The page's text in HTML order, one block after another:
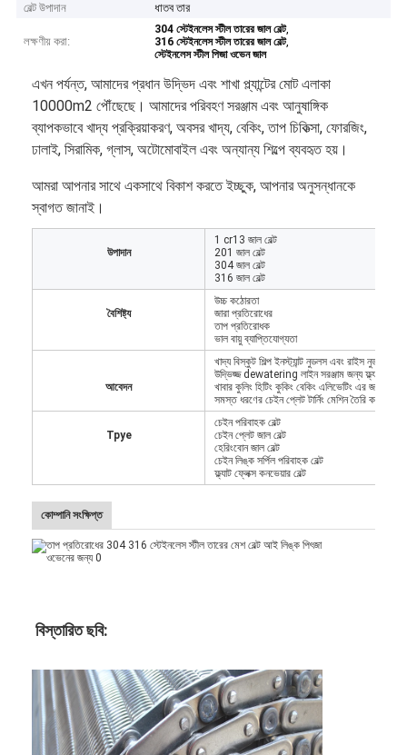
বেল্ট উপাদান
ধাতব তার
লক্ষণীয় করা:
304 স্টেইনলেস স্টীল তারের জাল বেল্ট,
316 স্টেইনলেস স্টীল তারের জাল বেল্ট,
স্টেইনলেস স্টীল পিজা ওভেন জাল
এখন পর্যন্ত, আমাদের প্রধান উদ্ভিদ এবং শাখা প্ল্যান্টের মোট এলাকা
10000m2 পৌঁছেছে। আমাদের পরিবহণ সরঞ্জাম এবং আনুষাঙ্গিক
ব্যাপকভাবে খাদ্য প্রক্রিয়াকরণ, অবসর খাদ্য, বেকিং, তাপ চিকিত্সা, ফোরজিং,
ঢালাই, সিরামিক, গ্লাস, অটোমোবাইল এবং অন্যান্য শিল্পে ব্যবহৃত হয়।
আমরা আপনার সাথে একসাথে বিকাশ করতে ইচ্ছুক, আপনার অনুসন্ধানকে
স্বাগত জানাই।
উপাদান
1 cr13 জাল বেল্ট
201 জাল বেল্ট
304 জাল বেল্ট
316 জাল বেল্ট
বৈশিষ্ট্য
উচ্চ কঠোরতা
জারা প্রতিরোধের
তাপ প্রতিরোধক
ভাল বায়ু ব্যাপ্তিযোগ্যতা
আবেদন
খাদ্য বিস্কুট শিল্প ইনস্ট্যান্ট নুডলস এবং রাইস নুডল শিল্প
উদ্ভিজ্জ dewatering লাইন সরঞ্জাম জন্য ফ্ল্যাট শীর্ষ
খাবার কুলিং হিটিং কুকিং বেকিং এলিভেটিং এর জন্য
সমস্ত ধরণের চেইন প্লেট টার্নিং মেশিন তৈরি করুন
Tpye
চেইন পরিবাহক বেল্ট
চেইন প্লেট জাল বেল্ট
হেরিংবোন জাল বেল্ট
চেইন লিঙ্ক সর্পিল পরিবাহক বেল্ট
ফ্ল্যাট ফ্লেক্স কনভেয়ার বেল্ট
কোম্পানি সংক্ষিপ্ত
বিস্তারিত ছবি: